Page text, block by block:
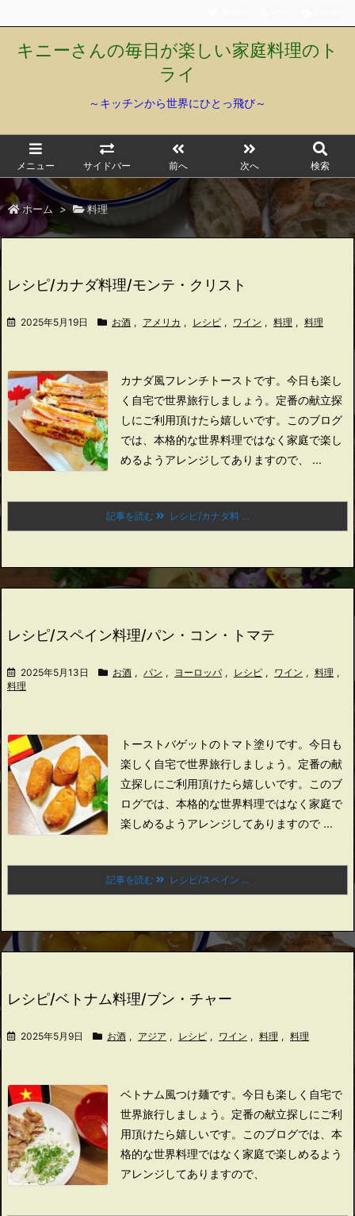
キニーさんの毎日が楽しい家庭料理のト
ライ
～キッチンから世界にひとっ飛び～
メニュー サイドバー 前へ 次へ 検索
ホーム > 料理
レシピ/カナダ料理/モンテ・クリスト
2025年5月19日 お酒 , アメリカ , レシピ , ワイン , 料理 , 料理
カナダ風フレンチトーストです。 今日も楽し
く自宅で世界旅行しましょう。 定番の献立探
しにご利用頂けたら嬉しいです。
このブログ
では、本格的な世界料理ではなく家庭で楽し
めるようアレンジしてありますので、 ...
記事を読む レシピ/カナダ料 ...
レシピ/スペイン料理/パン・コン・トマテ
2025年5月13日 お酒 , パン , ヨーロッパ , レシピ , ワイン , 料理 ,
料理
トーストバゲットのトマト塗りです。 今日も
楽しく自宅で世界旅行しましょう。 定番の献
立探しにご利用頂けたら嬉しいです。
このブ
ログでは、本格的な世界料理ではなく家庭で
楽しめるようアレンジしてありますので ...
記事を読む レシピ/スペイン ...
レシピ/ベトナム料理/ブン・チャー
2025年5月9日 お酒 , アジア , レシピ , ワイン , 料理 , 料理
ベトナム風つけ麺です。 今日も楽しく自宅で
世界旅行しましょう。 定番の献立探しにご利
用頂けたら嬉しいです。
このブログでは、本
格的な世界料理ではなく家庭で楽しめるよう
アレンジしてありますので、